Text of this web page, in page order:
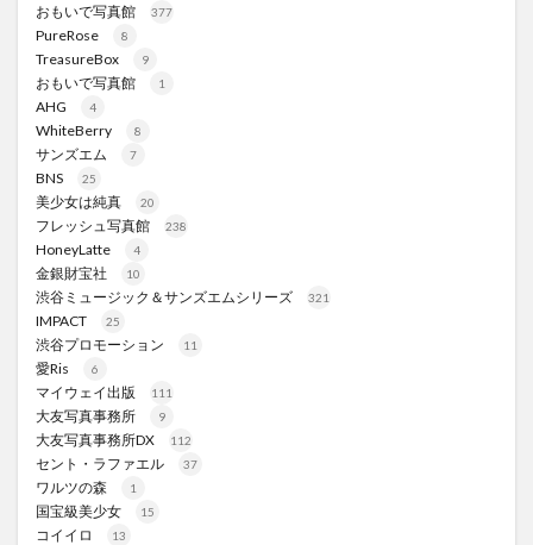
おもいで写真館 377
PureRose 8
TreasureBox 9
おもいで写真館 1
AHG 4
WhiteBerry 8
サンズエム 7
BNS 25
美少女は純真 20
フレッシュ写真館 238
HoneyLatte 4
金銀財宝社 10
渋谷ミュージック＆サンズエムシリーズ 321
IMPACT 25
渋谷プロモーション 11
愛Ris 6
マイウェイ出版 111
大友写真事務所 9
大友写真事務所DX 112
セント・ラファエル 37
ワルツの森 1
国宝級美少女 15
コイイロ 13